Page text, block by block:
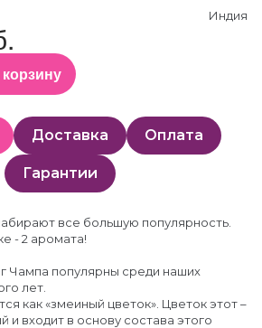
Индия
Доставка Оплата
Гарантии
все большую популярность.
- 2 аромата!
Чампа популярны среди наших
лет.
как «змеиный цветок». Цветок этот –
и входит в основу состава этого